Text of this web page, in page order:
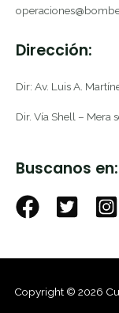
Dirección:
Dir: Av. Luis A.
Dir. Vía Shell – Mera
Buscanos en:
Copyright © 2026